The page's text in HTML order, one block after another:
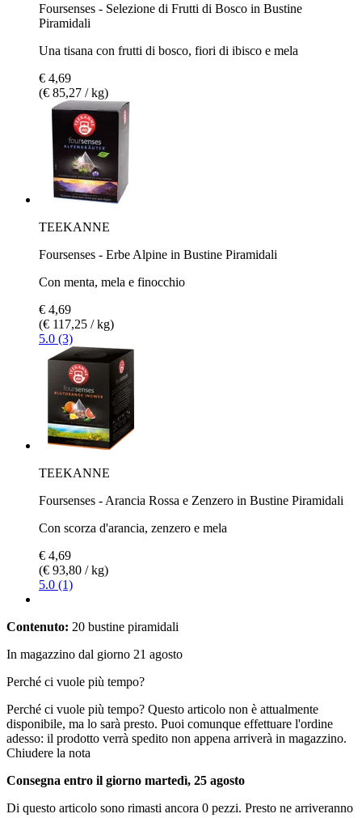
Foursenses - Selezione di Frutti di Bosco in Bustine
Piramidali
Una tisana con frutti di bosco, fiori di ibisco e mela
€ 4,69
(€ 85,27 / kg)
TEEKANNE
Foursenses - Erbe Alpine in Bustine Piramidali
Con menta, mela e finocchio
€ 4,69
(€ 117,25 / kg)
5.0 (3)
TEEKANNE
Foursenses - Arancia Rossa e Zenzero in Bustine Piramidali
Con scorza d'arancia, zenzero e mela
€ 4,69
(€ 93,80 / kg)
5.0 (1)
Contenuto: 20 bustine piramidali
In magazzino dal giorno 21 agosto
Perché ci vuole più tempo?
Perché ci vuole più tempo? Questo articolo non è attualmente
disponibile, ma lo sarà presto. Puoi comunque effettuare l'ordine
adesso: il prodotto verrà spedito non appena arriverà in magazzino.
Chiudere la nota
Consegna entro il giorno martedì, 25 agosto
Di questo articolo sono rimasti ancora 0 pezzi. Presto ne arriveranno